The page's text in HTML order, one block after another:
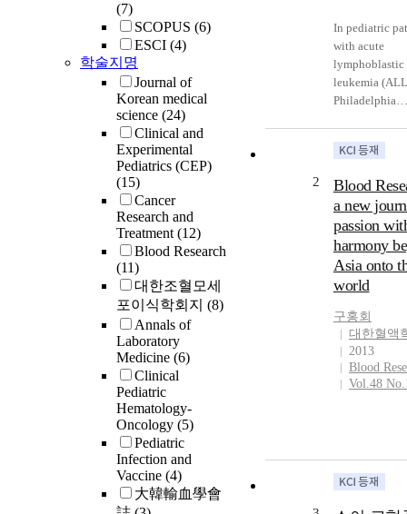
(7)
SCOPUS (6)
ESCI (4)
학술지명
Journal of
Korean medical
science (24)
Clinical and
Experimental
Pediatrics (CEP)
(15)
Cancer
Research and
Treatment(12)
Blood Research
(11)
대한조혈모세
포이식학회지 (8)
Annals of
Laboratory
Medicine (6)
Clinical
Pediatric
Hematology-
Oncology (5)
Pediatric
Infection and
Vaccine (4)
大韓輸血學會
In pediatric
with acute
lymphoblastic
leukemia
Philadelphia
uncommon,
5%. However,
classified as a
very high risk,
only 20‒30%
Philadelphia
chromosome-
ALL are cured
Allogeneic
hematopoietic
cell
complete
Recent data
2
Blood
a new
passion
harmony
Asia onto
world
구홍회
대한혈액
2013
Blood
Vol.48